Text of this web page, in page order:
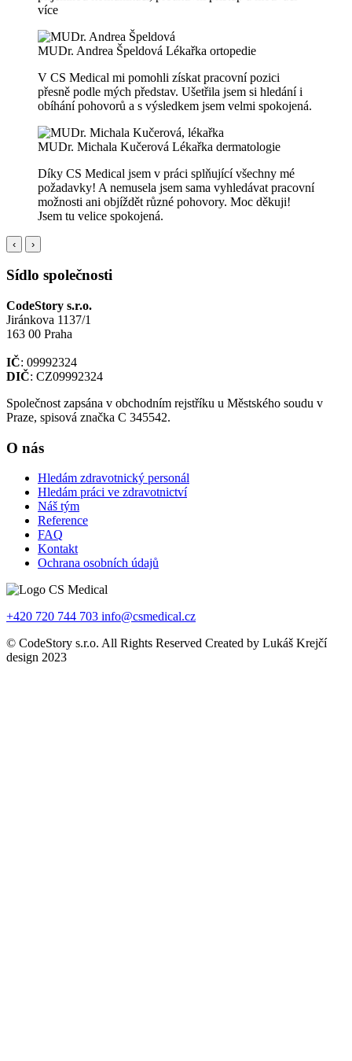
více
MUDr. Andrea Špeldová Lékařka ortopedie
V CS Medical mi pomohli získat pracovní pozici
přesně podle mých představ. Ušetřila jsem si hledání i
obíhání pohovorů a s výsledkem jsem velmi spokojená.
MUDr. Michala Kučerová Lékařka dermatologie
Díky CS Medical jsem v práci splňující všechny mé
požadavky! A nemusela jsem sama vyhledávat pracovní
možnosti ani objíždět různé pohovory. Moc děkuji!
Jsem tu velice spokojená.
‹ ›
Sídlo společnosti
CodeStory s.r.o.
Jiránkova 1137/1
163 00 Praha
IČ: 09992324
DIČ: CZ09992324
Společnost zapsána v obchodním rejstříku u Městského soudu v
Praze, spisová značka C 345542.
O nás
Hledám zdravotnický personál
Hledám práci ve zdravotnictví
Náš tým
Reference
FAQ
Kontakt
Ochrana osobních údajů
+420 720 744 703 info@csmedical.cz
© CodeStory s.r.o. All Rights Reserved Created by Lukáš Krejčí
design 2023